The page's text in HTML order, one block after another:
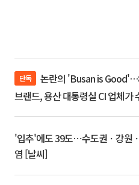
단독
브랜드, 용산 대통령실 CI 업체가
'입추'에도 39도⋯수도권ㆍ강원
염 [날씨]